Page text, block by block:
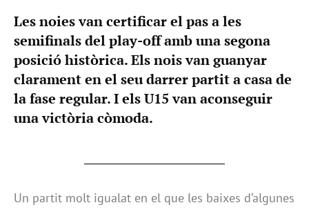
Les noies van certificar el pas a les
semifinals del play-off amb una segona
posició històrica. Els nois van guanyar
clarament en el seu darrer partit a casa de
la fase regular. I els U15 van aconseguir
una victòria còmoda.
Un partit molt igualat en el que les baixes d’algunes